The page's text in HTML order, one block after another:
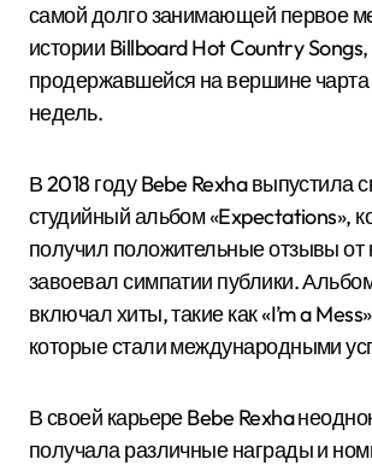
самой долго занимающей первое
истории Billboard Hot Country Songs,
продержавшейся на вершине
недель.
В 2018 году Bebe Rexha выпустила
студийный альбом «Expectations»,
получил положительные отзывы от
завоевал симпатии публики.
включал хиты, такие как «I’m a
которые стали международными
В своей карьере Bebe Rexha
получала различные награды и